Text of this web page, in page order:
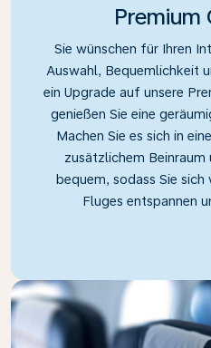
Sie wünschen für Ihren
Auswahl, Bequemlichkeit
ein Upgrade auf unsere
genießen Sie eine
Machen Sie es sich in
zusätzlichem
bequem, sodass Sie
Fluges entspannen